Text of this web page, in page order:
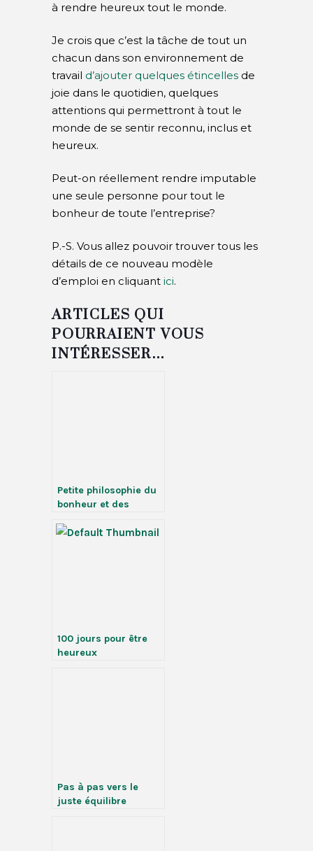
à rendre heureux tout le monde.
Je crois que c’est la tâche de tout un
chacun dans son environnement de
travail d’ajouter quelques étincelles de
joie dans le quotidien, quelques
attentions qui permettront à tout le
monde de se sentir reconnu, inclus et
heureux.
Peut-on réellement rendre imputable
une seule personne pour tout le
bonheur de toute l’entreprise?
P.-S. Vous allez pouvoir trouver tous les
détails de ce nouveau modèle
d’emploi en cliquant ici.
ARTICLES QUI
POURRAIENT VOUS
INTÉRESSER…
Petite philosophie du
bonheur et des
« magiques » pour
100 jours pour être
heureux
Pas à pas vers le
juste équilibre